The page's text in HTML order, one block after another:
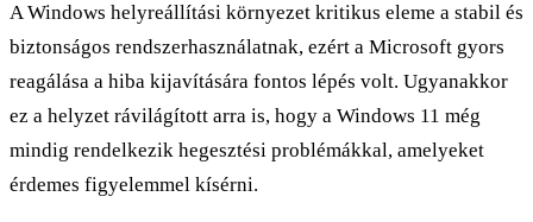
A Windows helyreállítási környezet kritikus eleme a stabil és
biztonságos rendszerhasználatnak, ezért a Microsoft gyors
reagálása a hiba kijavítására fontos lépés volt. Ugyanakkor
ez a helyzet rávilágított arra is, hogy a Windows 11 még
mindig rendelkezik hegesztési problémákkal, amelyeket
érdemes figyelemmel kísérni.